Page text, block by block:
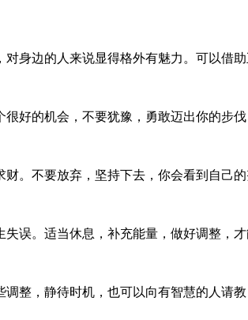
身边的人来说显得格外有魅力。可以借
好的机会，不要犹豫，勇敢迈出你的步伐
。不要放弃，坚持下去，你会看到自己的
误。适当休息，补充能量，做好调整，才
整，静待时机，也可以向有智慧的人请教